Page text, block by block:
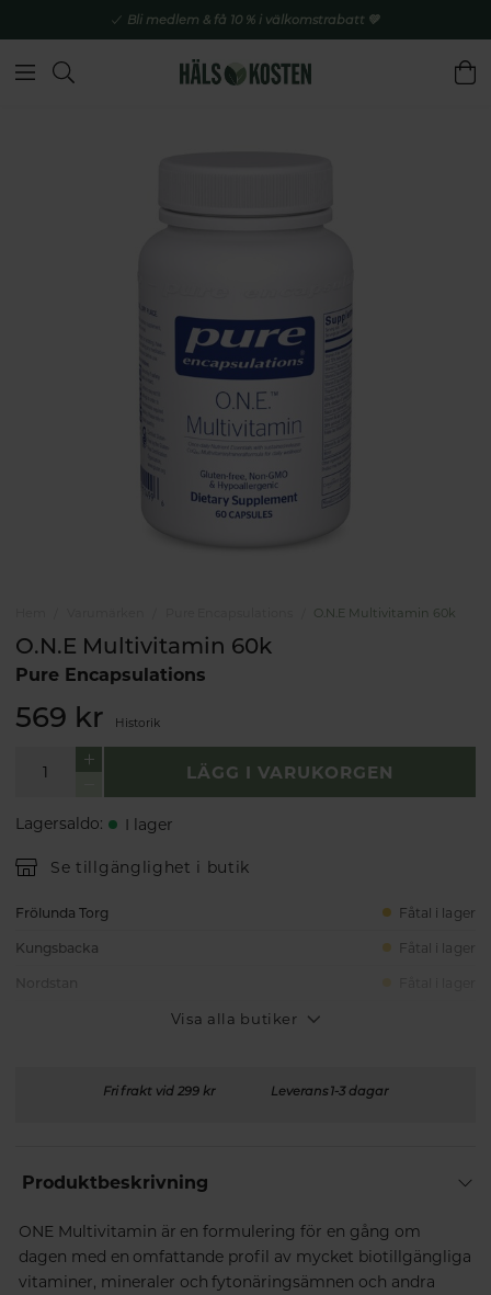
Bli medlem & få 10 % i välkomstrabatt 💚
O.N.E Multivitamin 60k
O.N.E Multivitamin 60k
Pure Encapsulations
569 kr Historik
LÄGG I VARUKORGEN
Lagersaldo: I lager
Se tillgänglighet i butik
Frölunda Torg Fåtal i lager
Kungsbacka Fåtal i lager
Visa alla butiker
Fri frakt vid 299 kr Leverans 1-3 dagar
Produktbeskrivning
ONE Multivitamin är en formulering för en gång om
dagen med en omfattande profil av mycket biotillgängliga
vitaminer, mineraler och fytonäringsämnen och andra